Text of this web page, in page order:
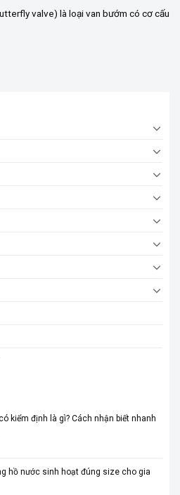
kiểm định là gì? Cách nhận biết nhanh
hồ nước sinh hoạt đúng size cho gia
valve) là loại van bướm có cơ cấu